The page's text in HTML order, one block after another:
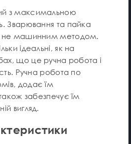
з максимальною
Зварювання та пайка
не машинним методом.
ідеальні, як на
що це ручна робота і
Ручна робота по
додає їм
забезпечує їм
вигляд.